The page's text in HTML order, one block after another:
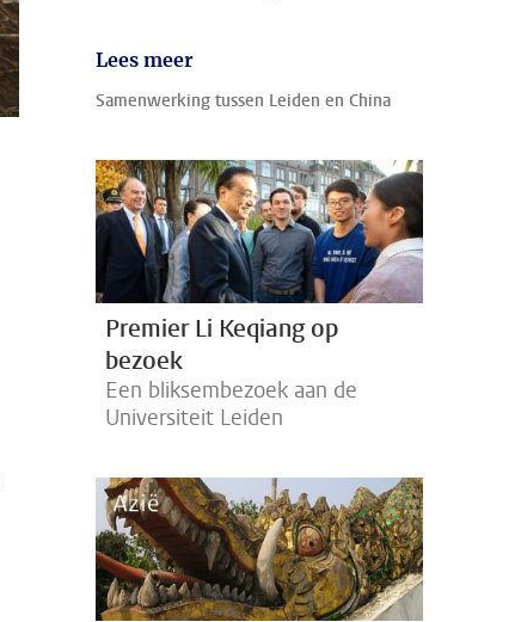
Lees meer
Samenwerking tussen Leiden en China
Premier Li Keqiang op
bezoek
Een bliksembezoek aan de
Universiteit Leiden